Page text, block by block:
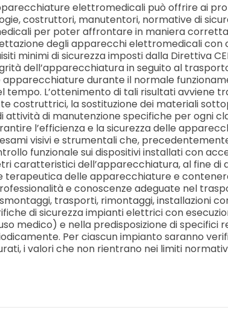
elettromedicali può offrire ai
costruttori, manutentori, normative di
per poter affrontare in maniera
degli apparecchi elettromedicali
minimi di sicurezza imposti dalla Direttiva
dell’apparecchiatura in seguito al
durante il normale
L’ottenimento di tali risultati avviene
costruttrici, la sostituzione dei materiali
di manutenzione specifiche per ogni
l’efficienza e la sicurezza delle
visivi e strumentali che,
funzionale sui dispositivi installati con
caratteristici dell’apparecchiatura, al fine di
delle apparecchiature e
e conoscenze adeguate nel
trasporti, rimontaggi, installazioni
di sicurezza impianti elettrici con
medico) e nella predisposizione di
Per ciascun impianto saranno
i valori che non rientrano nei limiti